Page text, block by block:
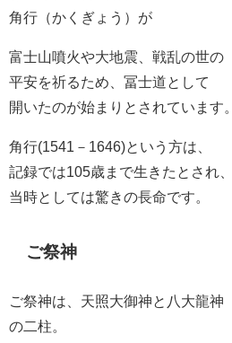
角行（かくぎょう）が
富士山噴火や大地震、戦乱の世の
平安を祈るため、冨士道として
開いたのが始まりとされています。
角行(1541－1646)という方は、
記録では105歳まで生きたとされ、
当時としては驚きの長命です。
ご祭神
ご祭神は、天照大御神と八大龍神
の二柱。